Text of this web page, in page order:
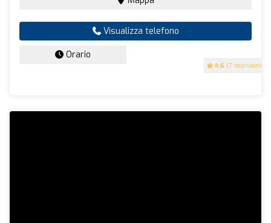
4.6 (7 recensioni)
Visualizza telefono
Orario